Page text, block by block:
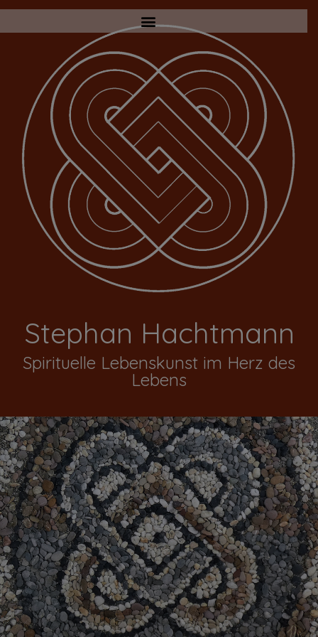
Stephan Hachtmann
Spirituelle Lebenskunst im Herz des
Lebens